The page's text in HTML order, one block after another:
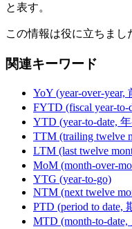
と表す。
この情報は役に立ちまし
関連キーワード
YoY (year-over-year,
FYTD (fiscal year-
YTD (year-to-date,
TTM (trailing twelve
LTM (last twelve
MoM (month-over-
YTG (year-to-go)
NTM (next twelve
PTD (period to date,
MTD (month-to-